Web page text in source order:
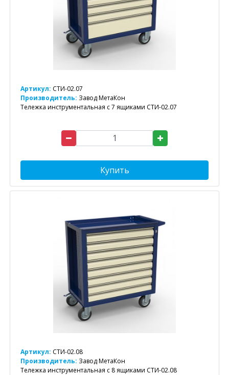
Артикул: СТИ-02.07
Производитель: Завод МетаКон
Тележка инструментальная с 7 ящиками СТИ-02.07
Купить
Артикул: СТИ-02.08
Производитель: Завод МетаКон
Тележка инструментальная с 8 ящиками СТИ-02.08